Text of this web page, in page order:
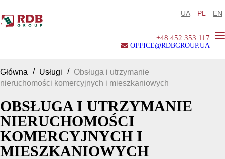
+48 452 353 117
OFFICE@RDBGROUP.UA
UA PL EN
Główna Usługi
Obsługa i utrzymanie
nieruchomości komercyjnych i mieszkaniowych
OBSŁUGA I UTRZYMANIE
NIERUCHOMOŚCI
KOMERCYJNYCH I
MIESZKANIOWYCH